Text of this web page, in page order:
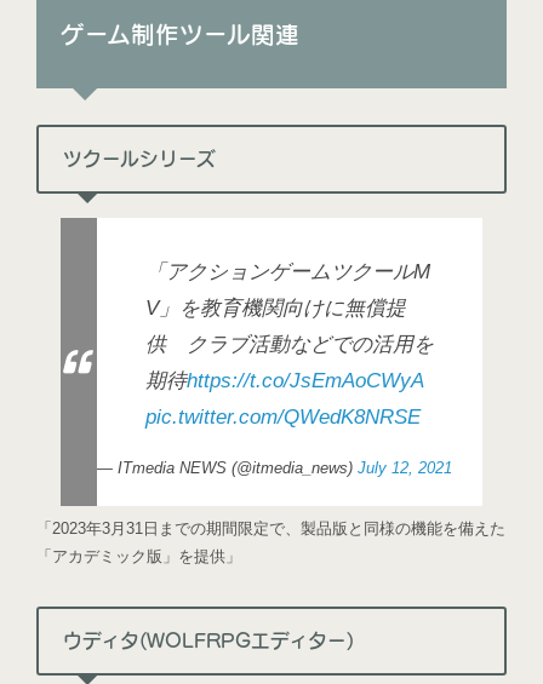
ゲーム制作ツール関連
ツクールシリーズ
「アクションゲームツクールM
V」を教育機関向けに無償提
供 クラブ活動などでの活用を
期待https://t.co/JsEmAoCWyA
pic.twitter.com/QWedK8NRSE
— ITmedia NEWS (@itmedia_news) July 12, 2021
「2023年3月31日までの期間限定で、製品版と同様の機能を備えた
「アカデミック版」を提供」
ウディタ(WOLFRPGエディター)